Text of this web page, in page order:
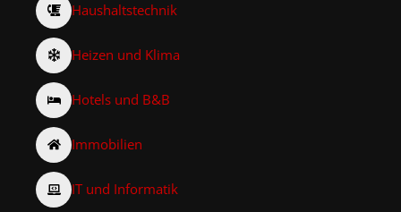
Haushaltstechnik
Heizen und Klima
Hotels und B&B
Immobilien
IT und Informatik